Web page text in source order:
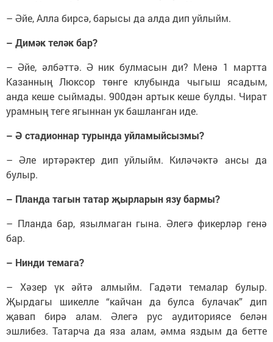
– Әйе, Алла бирсә, барысы да алда дип уйлыйм.
– Димәк теләк бар?
– Әйе, әлбәттә. Ә ник булмасын ди? Менә 1 мартта
Казанның Люксор төнге клубында чыгыш ясадым,
анда кеше сыймады. 900дән артык кеше булды. Чират
урамның теге ягыннан ук башланган иде.
– Ә стадионнар турында уйламыйсызмы?
– Әле иртәрәктер дип уйлыйм. Киләчәктә ансы да
булыр.
– Планда тагын татар җырларын язу бармы?
– Планда бар, язылмаган гына. Әлегә фикерләр генә
бар.
– Нинди темага?
– Хәзер үк әйтә алмыйм. Гадәти темалар булыр.
Җырдагы шикелле “кайчан да булса булачак” дип
җавап бирә алам. Әлегә рус аудиториясе белән
эшлибез. Татарча да яза алам, әмма яздым да бетте